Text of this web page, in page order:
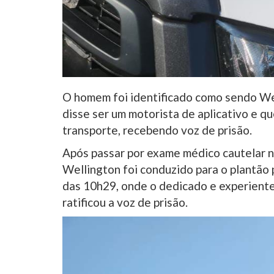
O homem foi identificado como sendo
disse ser um motorista de aplicativo e
transporte, recebendo voz de prisão.
Após passar por exame médico
Wellington foi conduzido para o
das 10h29, onde o dedicado e
ratificou a voz de prisão.